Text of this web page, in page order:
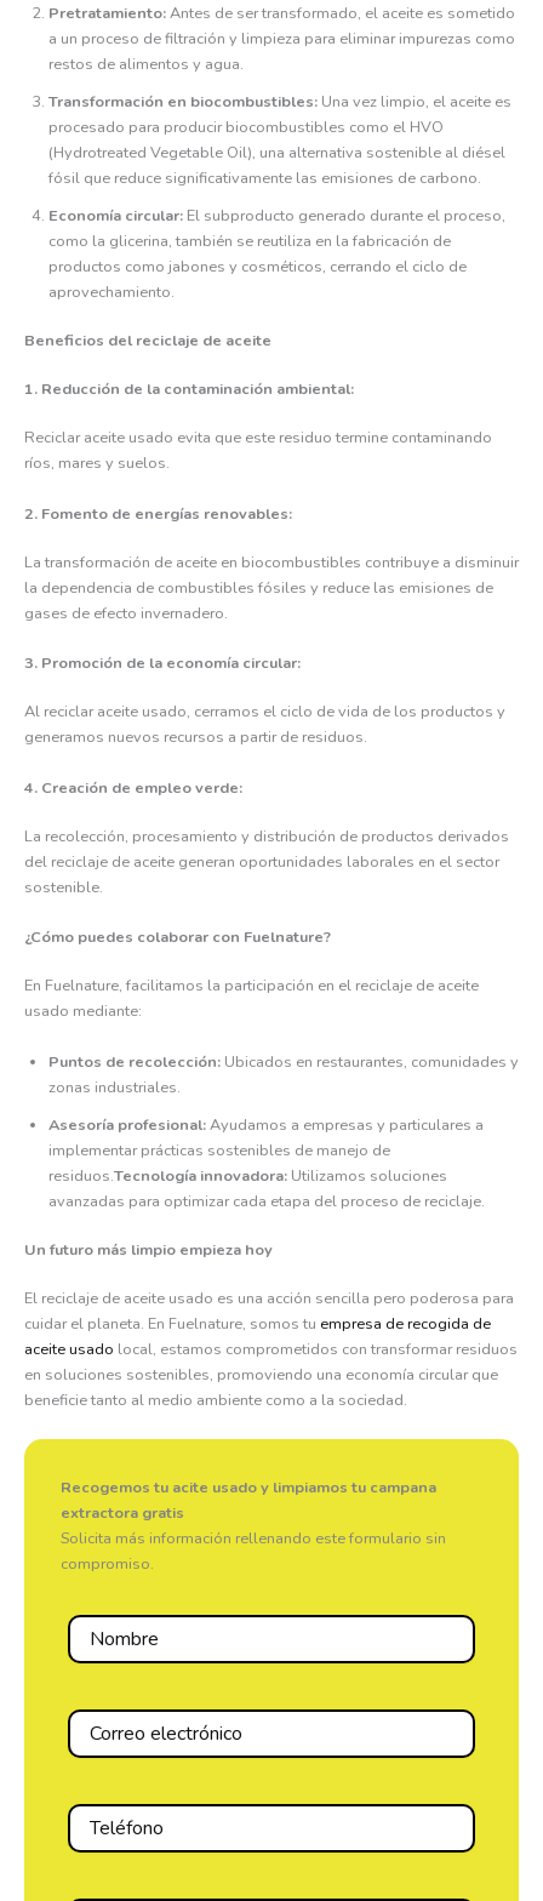
Pretratamiento:Antes de ser transformado, el aceite es sometido
a un proceso de filtración y limpieza para eliminar impurezas como
restos de alimentos y agua.
Transformación en biocombustibles:Una vez limpio, el aceite es
procesado para producir biocombustibles como el HVO
(Hydrotreated Vegetable Oil), una alternativa sostenible al diésel
fósil que reduce significativamente las emisiones de carbono.
Economía circular:El subproducto generado durante el proceso,
como la glicerina, también se reutiliza en la fabricación de
productos como jabones y cosméticos, cerrando el ciclo de
aprovechamiento.
Beneficios del reciclaje de aceite
1. Reducción de la contaminación ambiental:
Reciclar aceite usado evita que este residuo termine contaminando
ríos, mares y suelos.
2. Fomento de energías renovables:
La transformación de aceite en biocombustibles contribuye a disminuir
la dependencia de combustibles fósiles y reduce las emisiones de
gases de efecto invernadero.
3. Promoción de la economía circular:
Al reciclar aceite usado, cerramos el ciclo de vida de los productos y
generamos nuevos recursos a partir de residuos.
4. Creación de empleo verde:
La recolección, procesamiento y distribución de productos derivados
del reciclaje de aceite generan oportunidades laborales en el sector
sostenible.
¿Cómo puedes colaborar con Fuelnature?
En Fuelnature, facilitamos la participación en el reciclaje de aceite
usado mediante:
Puntos de recolección:Ubicados en restaurantes, comunidades y
zonas industriales.
Asesoría profesional:Ayudamos a empresas y particulares a
implementar prácticas sostenibles de manejo de
residuos.Tecnología innovadora:Utilizamos soluciones
avanzadas para optimizar cada etapa del proceso de reciclaje.
Un futuro más limpio empieza hoy
El reciclaje de aceite usado es una acción sencilla pero poderosa para
cuidar el planeta. En Fuelnature, somos tu empresa de recogida de
aceite usado local, estamos comprometidos con transformar residuos
en soluciones sostenibles, promoviendo una economía circular que
beneficie tanto al medio ambiente como a la sociedad.
Recogemos tu acite usado y limpiamos tu campana
extractora gratis
Solicita más información rellenando este formulario sin
compromiso.